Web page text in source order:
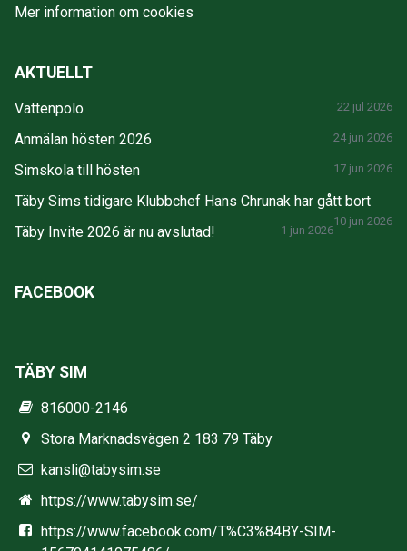
Mer information om cookies
AKTUELLT
Vattenpolo 22 jul 2026
Anmälan hösten 2026 24 jun 2026
Simskola till hösten 17 jun 2026
Täby Sims tidigare Klubbchef Hans Chrunak har gått bort
10 jun 2026
Täby Invite 2026 är nu avslutad! 1 jun 2026
FACEBOOK
TÄBY SIM
816000-2146
Stora Marknadsvägen 2 183 79 Täby
kansli@tabysim.se
https://www.tabysim.se/
https://www.facebook.com/T%C3%84BY-SIM-